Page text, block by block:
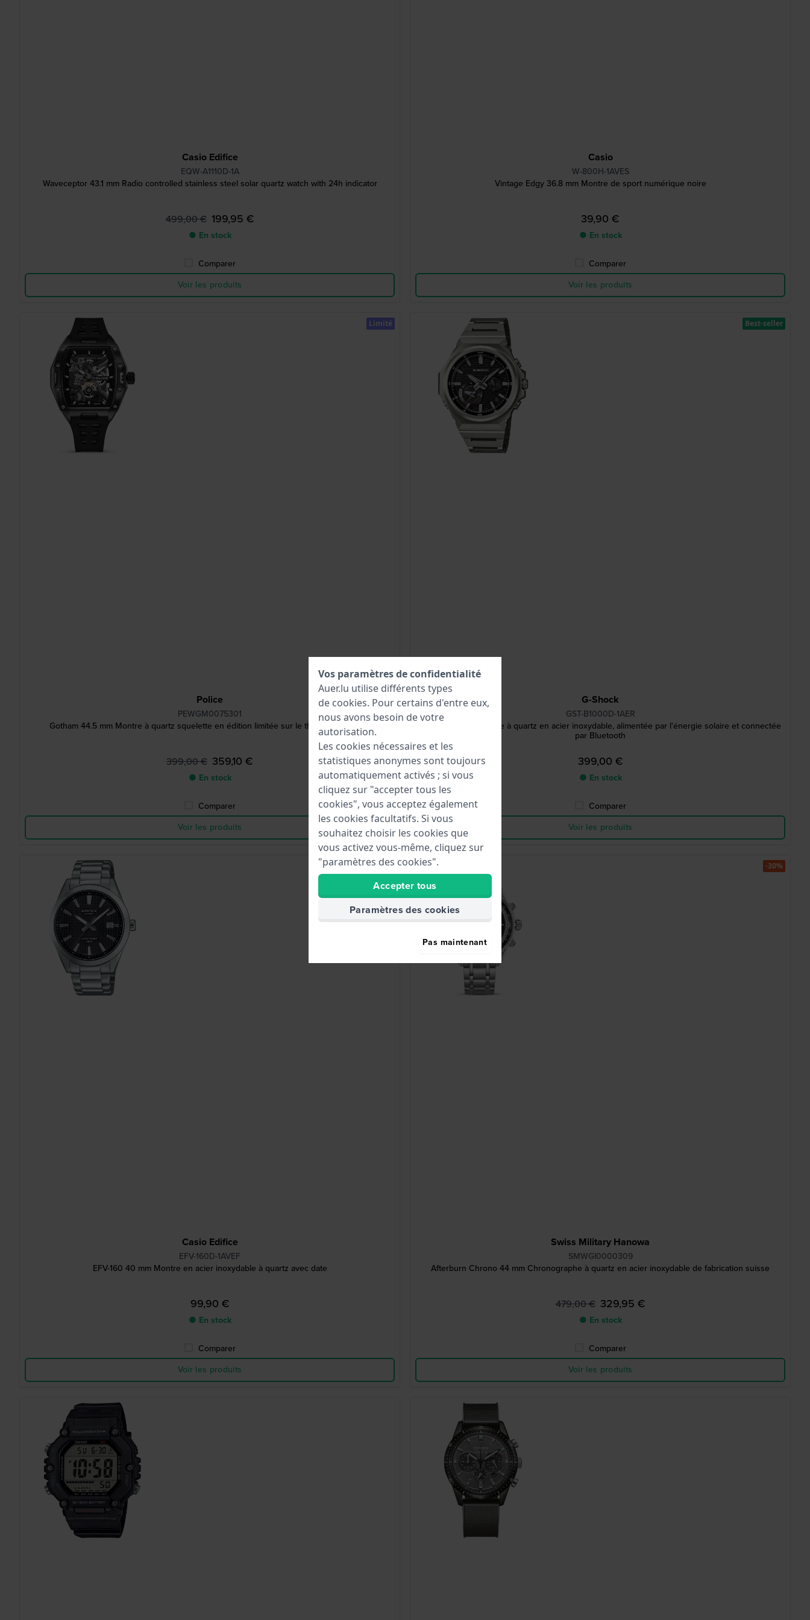
Casio Edifice
EQW-A1110D-1A
Waveceptor 43.1 mm Radio controlled stainless steel solar quartz watch with 24h indicator
499,00 € 199,95 €
● En stock
Comparer
Voir les produits
Casio
W-800H-1AVES
Vintage Edgy 36.8 mm Montre de sport numérique noire
39,90 €
● En stock
Comparer
Voir les produits
Police
PEWGM0075301
Gotham 44.5 mm Montre à quartz squelette en édition limitée sur le thème de Batman
399,00 € 359,10 €
● En stock
Comparer
Voir les produits
Limité
G-Shock
GST-B1000D-1AER
G-Steel 44 mm Montre à quartz en acier inoxydable, alimentée par l'énergie solaire et connectée
par Bluetooth
399,00 €
● En stock
Comparer
Voir les produits
Best-seller
Casio Edifice
EFV-160D-1AVEF
EFV-160 40 mm Montre en acier inoxydable à quartz avec date
99,90 €
● En stock
Comparer
Voir les produits
Swiss Military Hanowa
SMWGI0000309
Afterburn Chrono 44 mm Chronographe à quartz en acier inoxydable de fabrication suisse
479,00 € 329,95 €
● En stock
Comparer
Voir les produits
-30%
Vos paramètres de confidentialité
Auer.lu utilise différents types
de cookies. Pour certains d'entre eux,
nous avons besoin de votre
autorisation.
Les cookies nécessaires et les
statistiques anonymes sont toujours
automatiquement activés ; si vous
cliquez sur "accepter tous les
cookies", vous acceptez également
les cookies facultatifs. Si vous
souhaitez choisir les cookies que
vous activez vous-même, cliquez sur
"paramètres des cookies".
Accepter tous
Paramètres des cookies
Pas maintenant